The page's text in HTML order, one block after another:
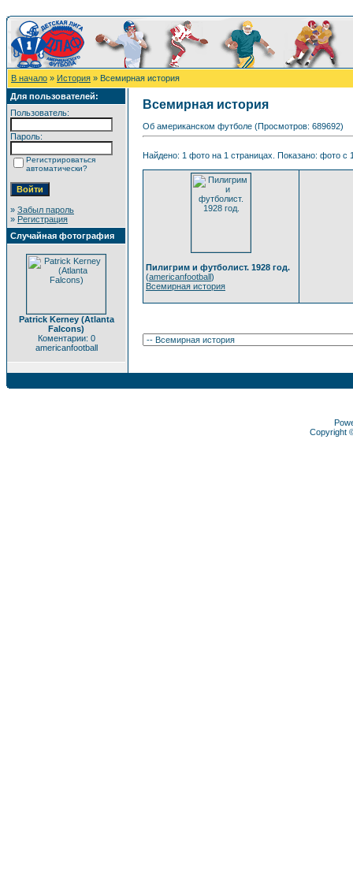
В начало » История » Всемирная история
Для пользователей:
Пользователь:
Пароль:
Регистрироваться
автоматически?
» Забыл пароль
» Регистрация
Случайная фотография
Patrick Kerney (Atlanta
Falcons)
Коментарии: 0
americanfootball
Всемирная история
Об американском футболе (Просмотров: 689692)
Найдено: 1 фото на 1 страницах. Показано: фото с
Пилигрим и футболист. 1928 год.
(americanfootball)
Всемирная история
Copyright